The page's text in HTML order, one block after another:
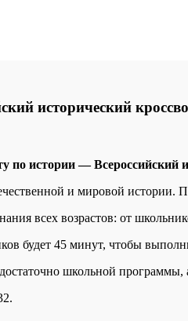
исторический
истории — Всероссийский
и мировой истории.
всех возрастов: от
будет 45 минут, чтобы
школьной программы,